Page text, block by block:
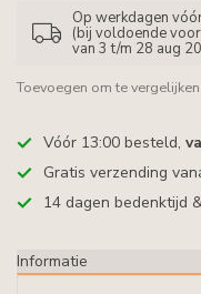
Op werkdagen
(bij voldoende
van 3 t/m 28 aug
Toevoegen om te vergelijken
Vóór 13:00 besteld,
Gratis verzending
14 dagen bedenktijd
Informatie